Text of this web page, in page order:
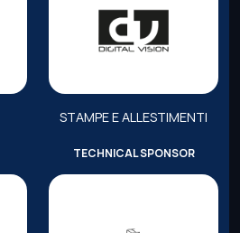
STAMPE E ALLESTIMENTI
TECHNICAL SPONSOR